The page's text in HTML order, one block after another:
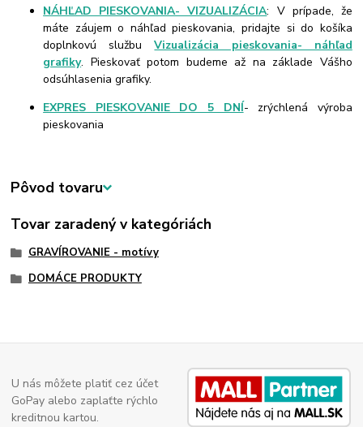
NÁHĽAD PIESKOVANIA- VIZUALIZÁCIA: V prípade, že
máte záujem o náhľad pieskovania, pridajte si do košíka
doplnkovú službuVizualizácia pieskovania- náhľad
grafiky. Pieskovať potom budeme až na základe Vášho
odsúhlasenia grafiky.
EXPRES PIESKOVANIE DO 5 DNÍ- zrýchlená výroba
pieskovania
Pôvod tovaru
Tovar zaradený v kategóriách
GRAVÍROVANIE - motívy
DOMÁCE PRODUKTY
U nás môžete platiť cez účet
GoPay alebo zaplaťte rýchlo
kreditnou kartou.